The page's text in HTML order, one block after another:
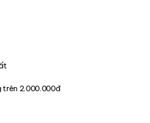
trên 2.000.000đ